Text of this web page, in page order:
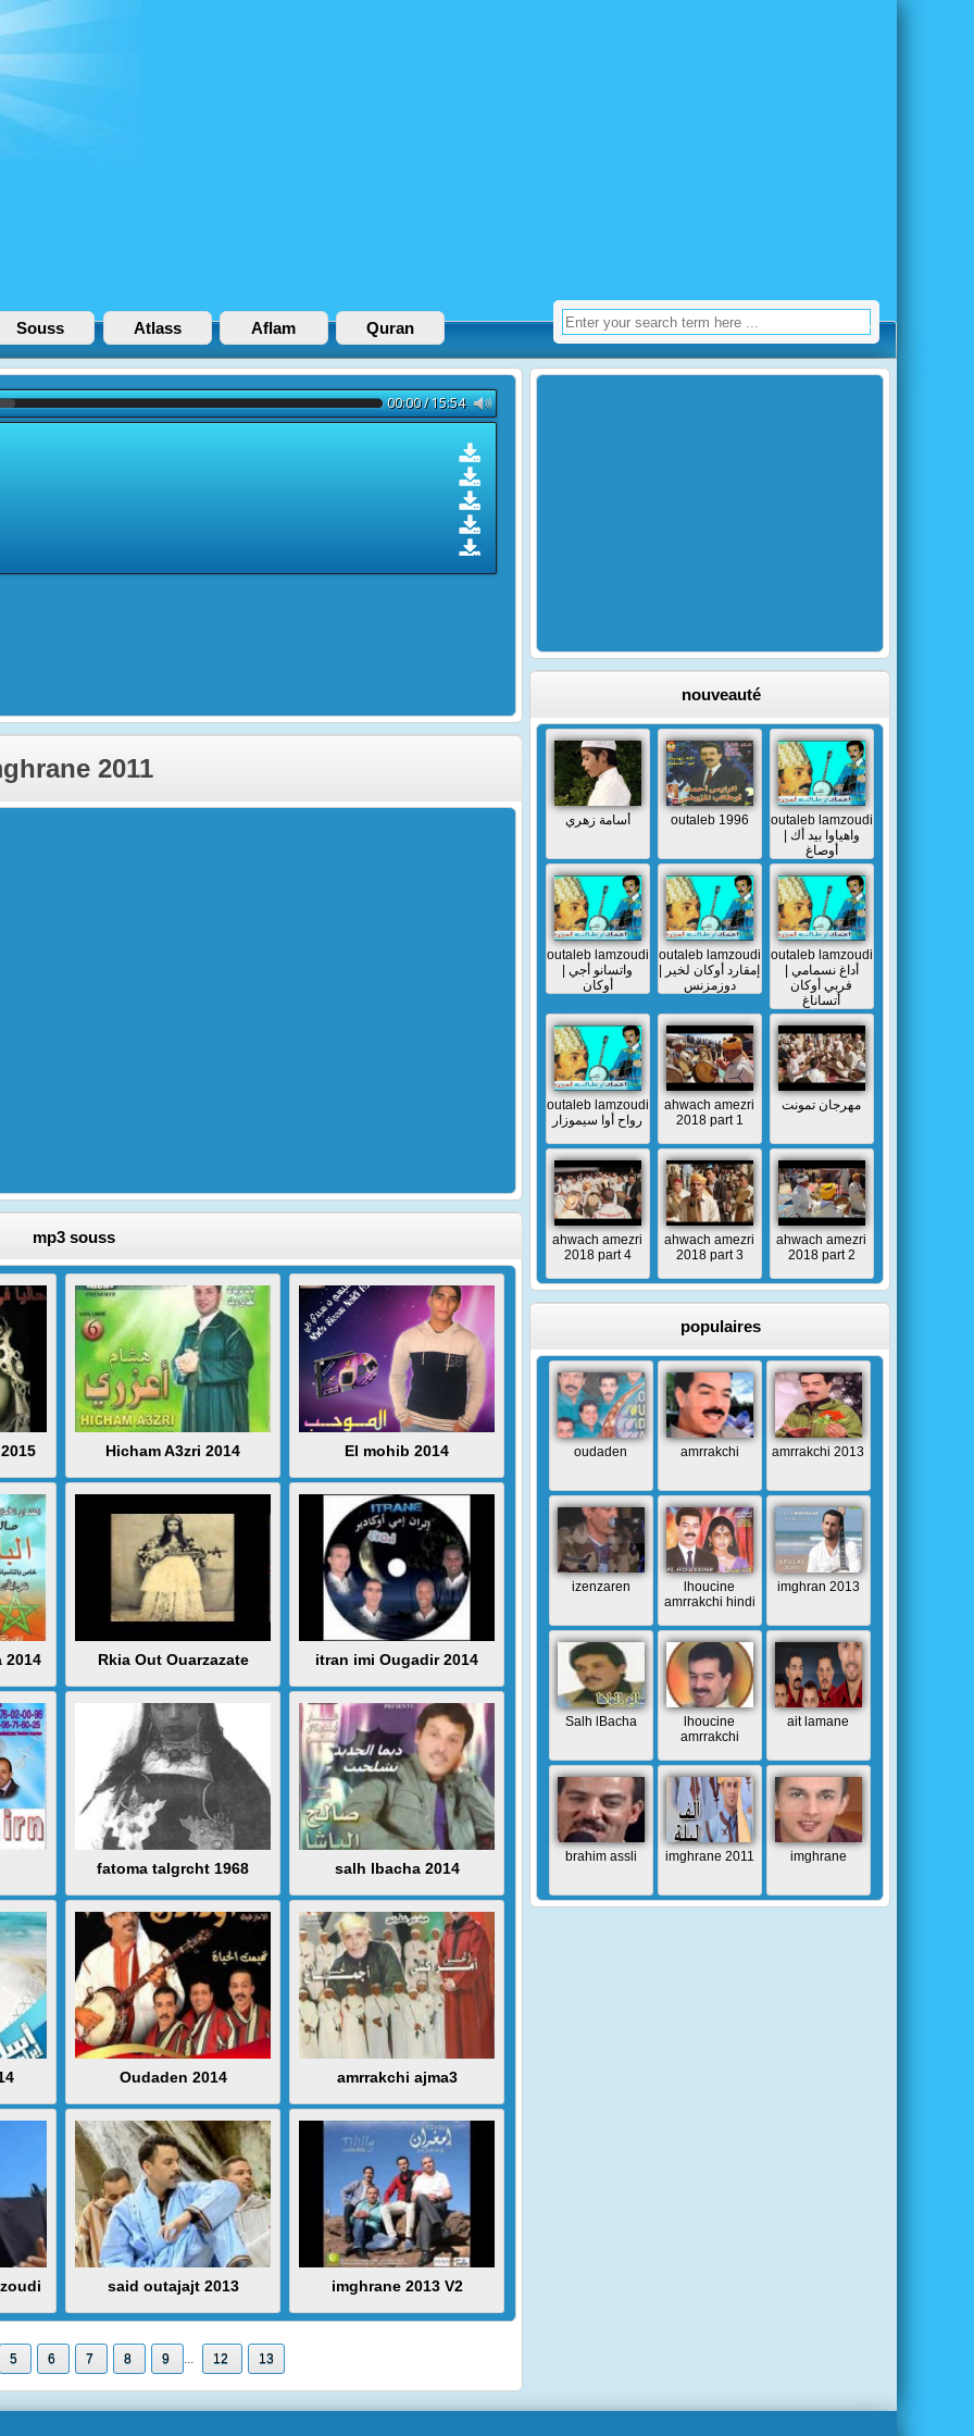
Souss Atlass Aflam Quran
2011
mp3 souss
Hicham A3zri 2014 El mohib 2014
2014 Rkia Out Ouarzazate itran imi Ougadir 2014
fatoma talgrcht 1968 salh lbacha 2014
Oudaden 2014 amrrakchi ajma3
said outajajt 2013 imghrane 2013 V2
5 6 7 8 9 ... 12 13
nouveauté
أسامة زهري outaleb 1996
outaleb lamzoudi
| واهياوا بيد أك
أوصاغ
outaleb lamzoudi
| واتسانو أجي
أوكان
outaleb lamzoudi
| إمقارد أوكان لخير
دوزمزنس
outaleb lamzoudi
| أداغ نسمامي
فربي أوكان
أتساناغ
outaleb lamzoudi
رواح أوا سيموزار
ahwach amezri
2018 part 1
مهرجان تمونت
ahwach amezri
2018 part 4
ahwach amezri
2018 part 3
ahwach amezri
2018 part 2
populaires
oudaden amrrakchi amrrakchi 2013
izenzaren
lhoucine
amrrakchi hindi
imghran 2013
Salh lBacha
lhoucine
amrrakchi
ait lamane
brahim assli imghrane 2011 imghrane